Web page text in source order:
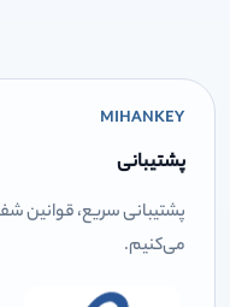
MIHANKEY
پشتیبانی
پشتیبانی سریع، قوانین
می‌کنیم.